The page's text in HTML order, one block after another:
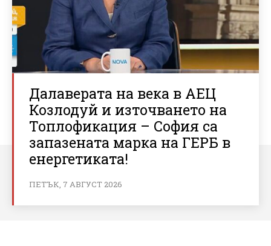
Далаверата на века в АЕЦ
Козлодуй и източването на
Топлофикация – София са
запазената марка на ГЕРБ в
енергетиката!
ПЕТЪК, 7 АВГУСТ 2026